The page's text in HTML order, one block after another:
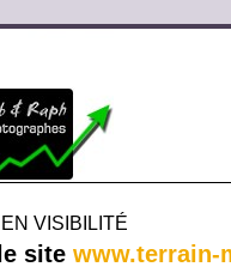
VISIBILITÉ
site www.terrain-